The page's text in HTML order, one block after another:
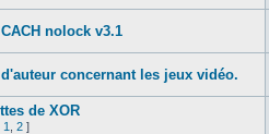
nolock v3.1
concernant les jeux vidéo.
de XOR
1 2 ]